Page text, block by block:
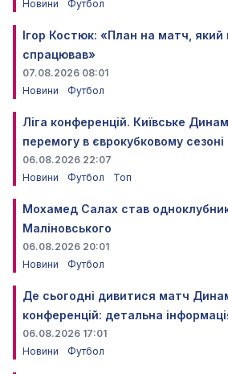
Новини
Футбол
Ігор Костюк: «План на матч, який
спрацював»
07.08.2026 08:01
Новини
Футбол
Ліга конференцій. Київське
перемогу в єврокубковому сезоні
06.08.2026 22:07
Новини
Футбол Топ
Мохамед Салах став
Маліновського
06.08.2026 20:01
Новини
Футбол
Де сьогодні дивитися матч
конференцій: детальна
06.08.2026 17:01
Новини
Футбол